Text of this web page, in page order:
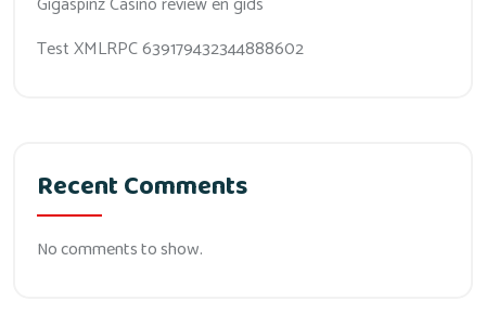
Test XMLRPC 639179432344888602
Recent Comments
No comments to show.